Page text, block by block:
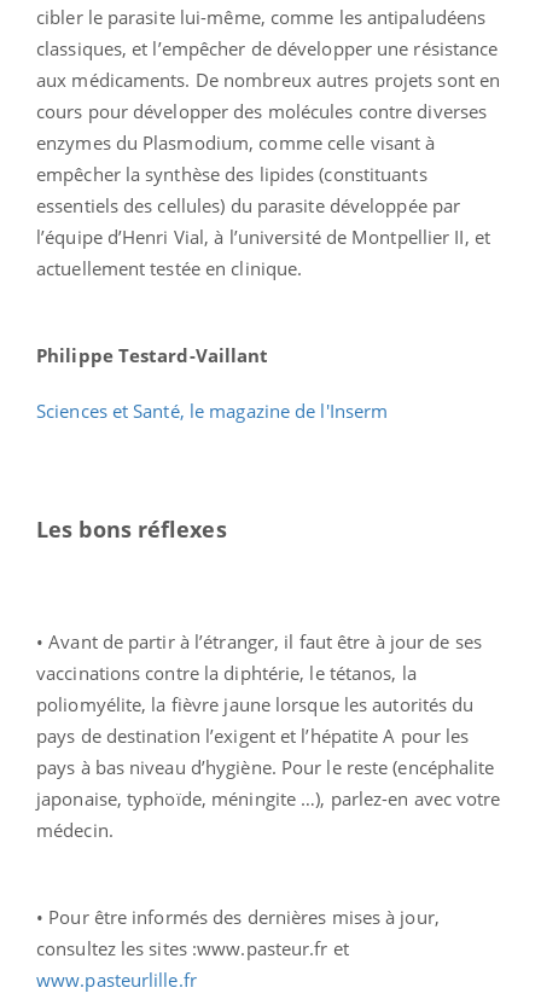
cibler le parasite lui-même, comme les antipaludéens
classiques, et l’empêcher de développer une résistance
aux médicaments. De nombreux autres projets sont en
cours pour développer des molécules contre diverses
enzymes du Plasmodium, comme celle visant à
empêcher la synthèse des lipides (constituants
essentiels des cellules) du parasite développée par
l’équipe d’Henri Vial, à l’université de Montpellier II, et
actuellement testée en clinique.
Philippe Testard-Vaillant
Sciences et Santé, le magazine de l'Inserm
Les bons réflexes
• Avant de partir à l’étranger, il faut être à jour de ses
vaccinations contre la diphtérie, le tétanos, la
poliomyélite, la fièvre jaune lorsque les autorités du
pays de destination l’exigent et l’hépatite A pour les
pays à bas niveau d’hygiène. Pour le reste (encéphalite
japonaise, typhoïde, méningite …), parlez-en avec votre
médecin.
• Pour être informés des dernières mises à jour,
consultez les sites :www.pasteur.fr et
www.pasteurlille.fr